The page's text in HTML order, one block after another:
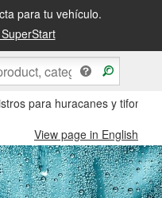
para tu vehículo.
para huracanes y tifones
View page in English